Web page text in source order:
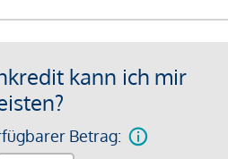
kann ich mir
Betrag: